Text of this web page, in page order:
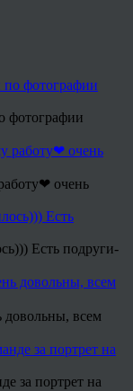
фотографии
очень
Есть подруги-
довольны, всем
за портрет на